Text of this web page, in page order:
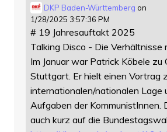
DKP Baden-Württemberg on
1/28/2025 3:57:36 PM
# 19 Jahresauftakt 2025
Talking Disco - Die Verhältnisse
Im Januar war Patrick Köbele zu
Stuttgart. Er hielt einen Vortrag
internationalen/nationalen Lage
Aufgaben der KommunistInnen.
auch kurz auf die